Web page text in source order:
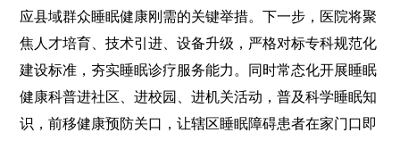
应县域群众睡眠健康刚需的关键举措。下一步，医院将聚
焦人才培育、技术引进、设备升级，严格对标专科规范化
建设标准，夯实睡眠诊疗服务能力。同时常态化开展睡眠
健康科普进社区、进校园、进机关活动，普及科学睡眠知
识，前移健康预防关口，让辖区睡眠障碍患者在家门口即